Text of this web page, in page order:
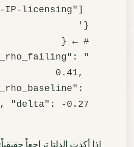
IP-licensing"]
0.41,
"delta": -0.27 }